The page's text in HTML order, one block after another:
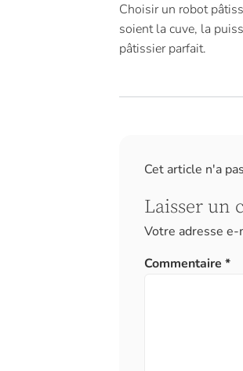
Choisir un robot
soient la cuve, la
pâtissier parfait.
Cet article n'a
Laisser un
Votre adresse e-
Commentaire *